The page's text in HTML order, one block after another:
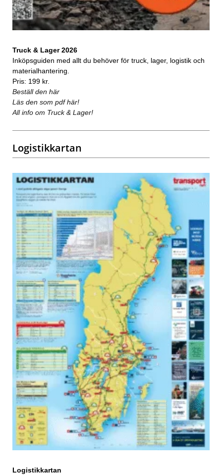
Truck & Lager 2026
Inköpsguiden med allt du behöver för truck, lager, logistik och
materialhantering.
Pris: 199 kr.
Beställ den här
Läs den som pdf här!
All info om Truck & Lager!
Logistikkartan
Logistikkartan